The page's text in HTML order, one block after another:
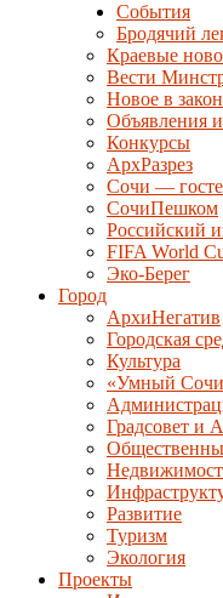
События
Бродячий
Краевые
Вести
Новое в
Объявления
Конкурсы
АрхРазрез
Сочи —
СочиПешком
Российский
FIFA World
Эко-Берег
Город
АрхиНегатив
Городская
Культура
«Умный
Градсовет и
Развитие
Туризм
Экология
Проекты